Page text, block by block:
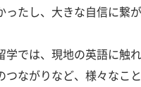
ったし、大きな自信に繋が
学では、現地の英語に触れ
つながりなど、様々なこ